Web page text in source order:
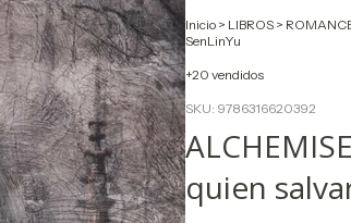
Inicio > LIBROS >
SenLinYu
+20 vendidos
SKU: 9786316620392
quien